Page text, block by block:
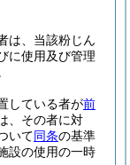
は、当該粉じん
に使用及び管理
している者が前
、その者に対
いて同条の基準
設の使用の一時